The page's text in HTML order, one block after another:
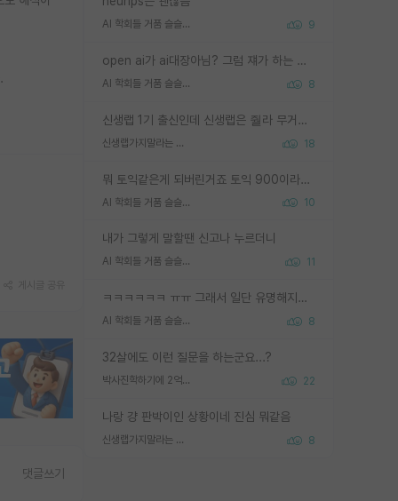
AI 학회들 거품 슬슬 지적이 나오네요 9
open ai가 ai대장아님? 그럼 쟤가 하는 말이 다 맞겠네
AI 학회들 거품 슬슬 지적이 나오네요 8
신생랩 1기 출신인데 신생랩은 줠라 무거운 바벨 같은거임. 들면 대박인데 못들면 깔려 죽음. 아무도 알려주지 않는 환경에서 자생해야하지만, 일단 살아남았다면 그 어떤 사람보다 악착같고 생존력 높은 사람으로 거듭날 수 있음
신생랩가지말라는 이유가 있었구나 18
뭐 토익같은게 되버린거죠 토익 900이라고 영어잘하는건 아닙니다만 잘하는사람은 다 900을 넘는 그런
AI 학회들 거품 슬슬 지적이 나오네요 10
내가 그렇게 말할땐 신고나 누르더니
AI 학회들 거품 슬슬 지적이 나오네요 11
ㅋㅋㅋㅋㅋㅋ ㅠㅠ 그래서 일단 유명해지는게 중요한거같습니다
AI 학회들 거품 슬슬 지적이 나오네요 8
32살에도 이런 질문을 하는군요...?
박사진학하기에 2억은 괜찮은 (?) 정도의 경제력인가요 22
나랑 걍 판박이인 상황이네 진심 뭐같음
신생랩가지말라는 이유가 있었구나 8
댓글쓰기